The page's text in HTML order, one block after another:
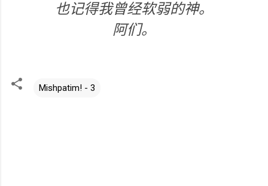
也记得我曾经软弱的神。
阿们。
Mishpatim! - 3